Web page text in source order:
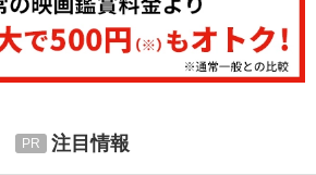
注目情報